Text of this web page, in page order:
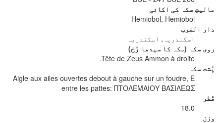
مالیتِ سکہ کی اکائی
Hemiobol, Hemiobol
دار الضرب
اسکندریہ, اسکندریہ
روی سکہ (سکہ کا سیدھا رُخ)
Tête de Zeus Ammon à droite.
پُشت سکہ
Aigle aux ailes ouvertes debout à gauche sur un foudre, E
entre les pattes: ΠΤΟΛΕΜΑΙΟΥ ΒΑΣΙΛΕΩΣ
قُطر
18.0
وزن